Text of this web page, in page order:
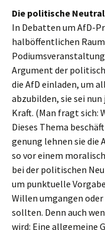
Die politische
In Debatten um AfD-
halböffentlichen
Argument der
die AfD einladen, um
abzubilden, sie sei
Kraft. (Man fragt sich:
Dieses Thema
genung lehnen sie die
so vor einem
bei der politischen
um punktuelle
Willen umgangen
sollten. Denn auch
wird: Eine allgemeine